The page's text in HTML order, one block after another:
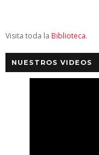
Visita toda la Biblioteca.
NUESTROS VIDEOS